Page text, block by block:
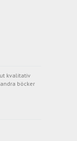
kvalitativ
böcker